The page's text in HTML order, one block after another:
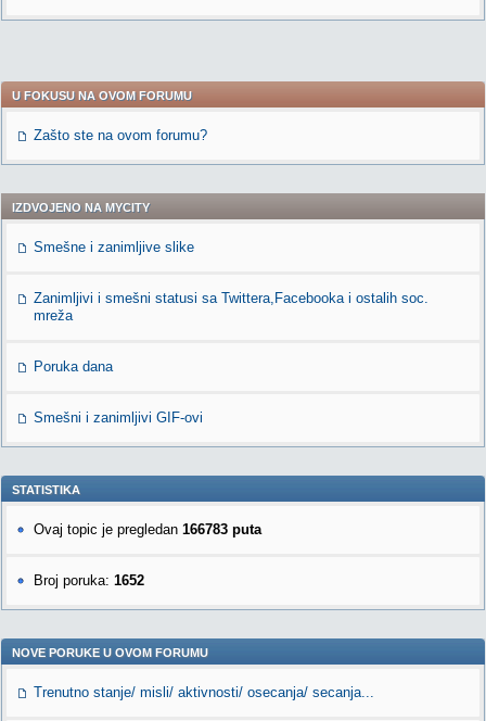
U FOKUSU NA OVOM FORUMU
Zašto ste na ovom forumu?
IZDVOJENO NA MYCITY
Smešne i zanimljive slike
Zanimljivi i smešni statusi sa Twittera,Facebooka i ostalih soc.
mreža
Poruka dana
Smešni i zanimljivi GIF-ovi
STATISTIKA
Ovaj topic je pregledan 166783 puta
Broj poruka: 1652
NOVE PORUKE U OVOM FORUMU
Trenutno stanje/ misli/ aktivnosti/ osecanja/ secanja...